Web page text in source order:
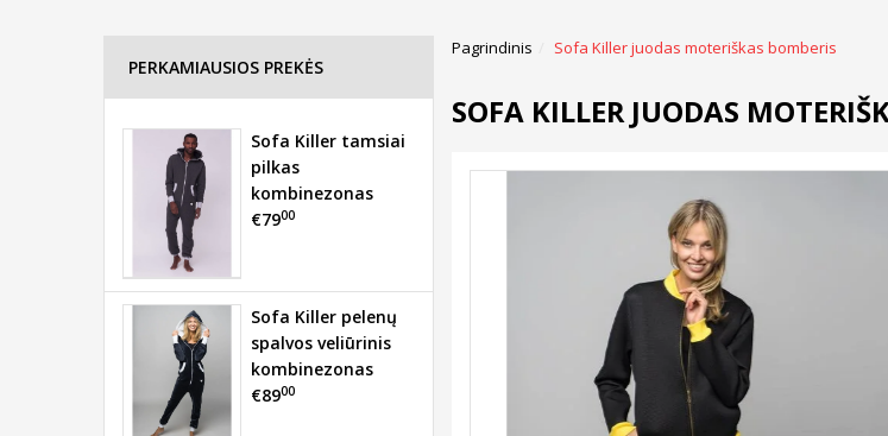
Pagrindinis Sofa Killer juodas moteriškas bomberis
SOFA KILLER JUODAS
PERKAMIAUSIOS PREKĖS
Sofa Killer tamsiai
pilkas
kombinezonas
€7900
Sofa Killer pelenų
spalvos veliūrinis
kombinezonas
€8900